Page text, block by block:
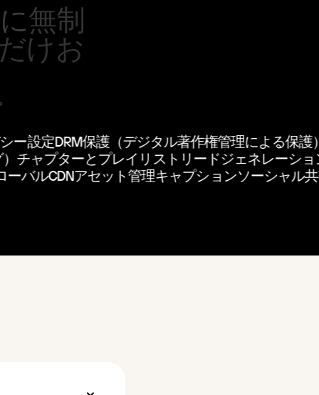
に無制
だけお
設定DRM保護（デジタル著作権管理による保護）
）チャプターとプレイリストリードジェネレーシ
バルCDNアセット管理キャプションソーシャル共